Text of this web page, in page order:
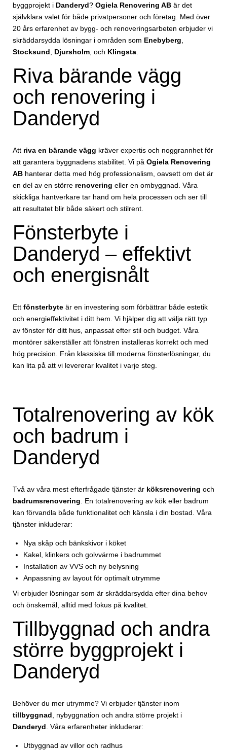
byggprojekt i Danderyd? Ogiela Renovering AB är det
självklara valet för både privatpersoner och företag. Med över
20 års erfarenhet av bygg- och renoveringsarbeten erbjuder vi
skräddarsydda lösningar i områden som Enebyberg
Stocksund
Djursholm , och Klingsta
Riva bärande vägg
och renovering i
Danderyd
Att riva en bärande vägg kräver expertis och noggrannhet för
att garantera byggnadens stabilitet. Vi på Ogiela Renovering
AB hanterar detta med hög professionalism, oavsett om det är
en del av en större renovering eller en ombyggnad. Våra
skickliga hantverkare tar hand om hela processen och ser till
att resultatet blir både säkert och stilrent.
Fönsterbyte i
Danderyd – effektivt
och energisnålt
Ett fönsterbyte är en investering som förbättrar både estetik
och energieffektivitet i ditt hem. Vi hjälper dig att välja rätt typ
av fönster för ditt hus, anpassat efter stil och budget. Våra
montörer säkerställer att fönstren installeras korrekt och med
hög precision. Från klassiska till moderna fönsterlösningar, du
kan lita på att vi levererar kvalitet i varje steg.
Totalrenovering av kök
och badrum i
Danderyd
Två av våra mest efterfrågade tjänster är köksrenovering och
badrumsrenovering . En totalrenovering av kök eller badrum
kan förvandla både funktionalitet och känsla i din bostad. Våra
tjänster inkluderar:
Nya skåp och bänkskivor i köket
Kakel, klinkers och golvvärme i badrummet
Installation av VVS och ny belysning
Anpassning av layout för optimalt utrymme
Vi erbjuder lösningar som är skräddarsydda efter dina behov
och önskemål, alltid med fokus på kvalitet.
Tillbyggnad och andra
större byggprojekt i
Danderyd
Behöver du mer utrymme? Vi erbjuder tjänster inom
tillbyggnad , nybyggnation och andra större projekt i
Danderyd . Våra erfarenheter inkluderar:
Utbyggnad av villor och radhus